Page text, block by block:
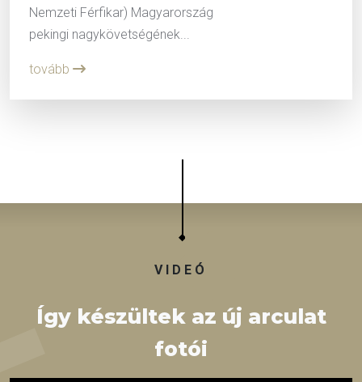
Nemzeti Férfikar) Magyarország
pekingi nagykövetségének...
tovább
VIDEÓ
Így készültek az új arculat
fotói